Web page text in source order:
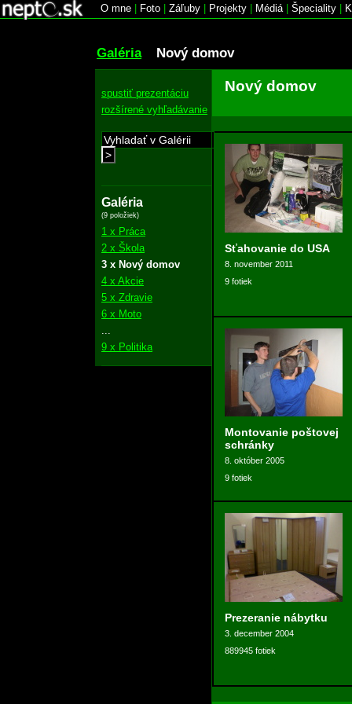
O mne Foto Záľuby Projekty Médiá| Špeciality
Galéria Nový domov
spustiť prezentáciu
rozšírené vyhľadávanie
>
Galéria
(9 položiek)
1 x Práca
2 x Škola
3 x Nový domov
4 x Akcie
5 x Zdravie
6 x Moto
9 x Politika
Nový domov
Sťahovanie do USA
8. november 2011
9 fotiek
Montovanie poštovej
schránky
8. október 2005
9 fotiek
Prezeranie nábytku
3. december 2004
889945 fotiek